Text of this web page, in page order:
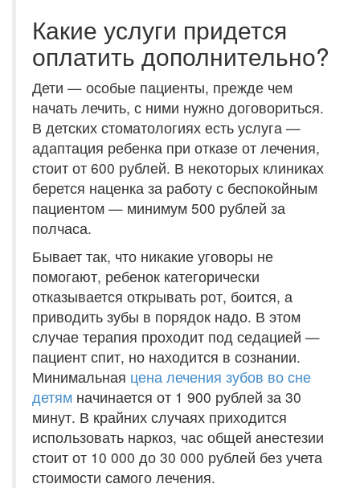
Какие услуги придется
оплатить дополнительно?
Дети — особые пациенты, прежде чем
начать лечить, с ними нужно договориться.
В детских стоматологиях есть услуга —
адаптация ребенка при отказе от лечения,
стоит от 600 рублей. В некоторых клиниках
берется наценка за работу с беспокойным
пациентом — минимум 500 рублей за
полчаса.
Бывает так, что никакие уговоры не
помогают, ребенок категорически
отказывается открывать рот, боится, а
приводить зубы в порядок надо. В этом
случае терапия проходит под седацией —
пациент спит, но находится в сознании.
Минимальная цена лечения зубов во сне
детям начинается от 1 900 рублей за 30
минут. В крайних случаях приходится
использовать наркоз, час общей анестезии
стоит от 10 000 до 30 000 рублей без учета
стоимости самого лечения.